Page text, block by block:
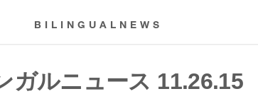
BILINGUALNEWS
ガルニュース 11.26.15